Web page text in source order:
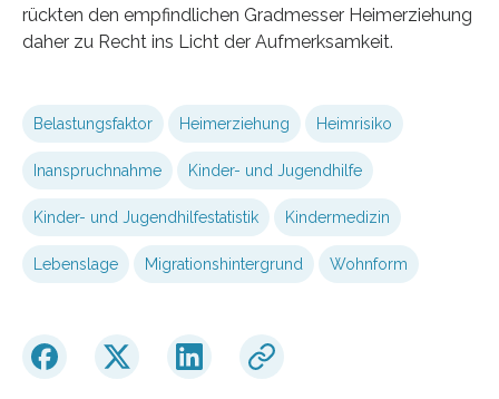
rückten den empfindlichen Gradmesser Heimerziehung
daher zu Recht ins Licht der Aufmerksamkeit.
Belastungsfaktor Heimerziehung Heimrisiko
Inanspruchnahme Kinder- und Jugendhilfe
Kinder- und Jugendhilfestatistik Kindermedizin
Lebenslage Migrationshintergrund Wohnform